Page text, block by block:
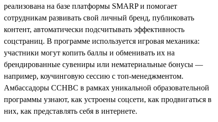
реализована на базе платформы SMARP и помогает
сотрудникам развивать свой личный бренд, публиковать
контент, автоматически подсчитывать эффективность
соцстраниц. В программе используется игровая механика:
участники могут копить баллы и обменивать их на
брендированные сувениры или нематериальные бонусы —
например, коучинговую сессию с топ-менеджментом.
Амбассадоры CCHBC в рамках уникальной образовательной
программы узнают, как устроены соцсети, как продвигаться в
них, как представлять себя в интернете.